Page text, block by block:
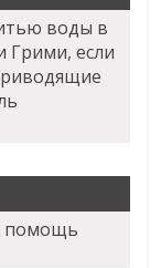
воды в
Грими, если
помощь